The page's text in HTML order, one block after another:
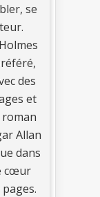
se
des
et
roman
Allan
dans
cœur